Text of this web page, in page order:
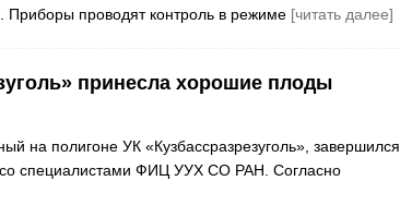
Приборы проводят контроль в режиме [читать далее]
принесла хорошие плоды
на полигоне УК «Кузбассразрезуголь», завершился
со специалистами ФИЦ УУХ СО РАН. Согласно